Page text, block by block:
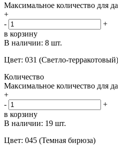
Максимальное количество для
+
-
+
в корзину
В наличии: 8 шт.
Цвет: 031 (Светло-терракотовый)
Количество
Максимальное количество для
+
-
+
в корзину
В наличии: 19 шт.
Цвет: 045 (Темная бирюза)